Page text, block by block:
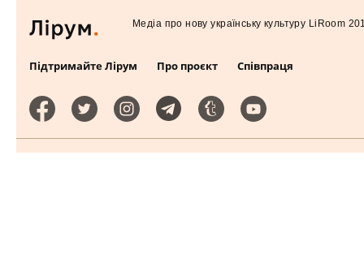
Підтримайте Лірум Про проєкт Співпраця
Медiа про нову українську культуру LiRoom